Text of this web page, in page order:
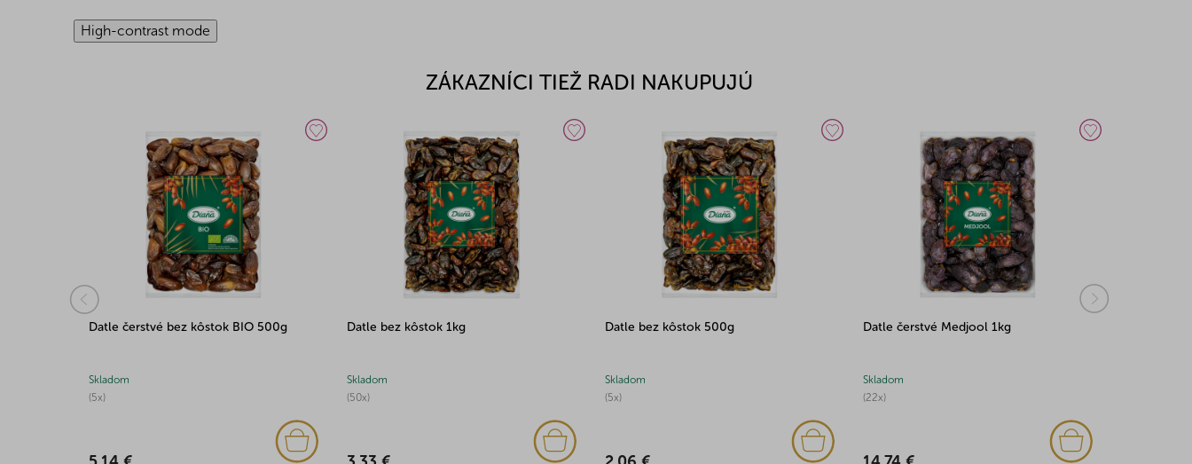
High-contrast mode
ZÁKAZNÍCI TIEŽ RADI NAKUPUJÚ
Datle čerstvé bez kôstok BIO 500g
(5x)
Skladom
Datle bez kôstok 1kg
(50x)
Skladom
Datle bez kôstok 500g
(5x)
Skladom
Datle čerstvé Medjool 1kg
(22x)
Skladom